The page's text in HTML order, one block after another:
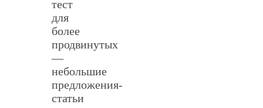
тест
для
более
продвинутых
—
небольшие
предложения-
статьи